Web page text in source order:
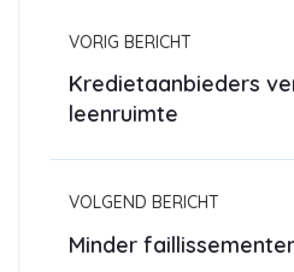
VORIG BERICHT
Kredietaanbieders
leenruimte
VOLGEND BERICHT
Minder